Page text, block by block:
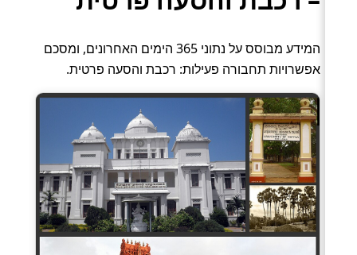
המידע מבוסס על נתוני 365 הימים האחרונים, ומסכם
אפשרויות תחבורה פעילות: רכבת והסעה פרטית.